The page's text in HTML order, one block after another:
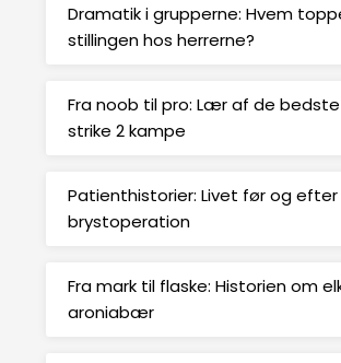
Dramatik i grupperne: Hvem
stillingen hos herrerne?
Fra noob til pro: Lær af de
strike 2 kampe
Patienthistorier: Livet før og efter
brystoperation
Fra mark til flaske: Historien om
aroniabær